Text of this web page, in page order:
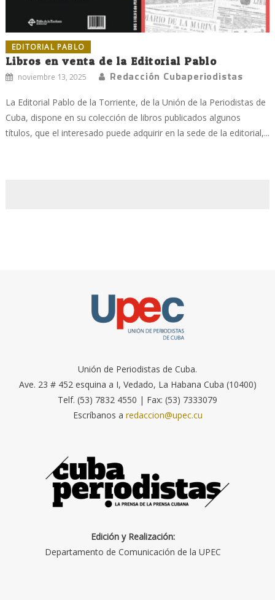
EDITORIAL PABLO
Libros en venta de la Editorial Pablo
noviembre 13, 2025 Redacción Cubaperiodistas
La Editorial Pablo de la Torriente, de la Unión de la Periodistas de
Cuba, dispone en su colección de libros publicados algunos
títulos, que el interesado puede adquirir en la sede de la editorial,...
Unión de Periodistas de Cuba.
Ave. 23 # 452 esquina a I, Vedado, La Habana Cuba (10400)
Telf. (53) 7832 4550 | Fax: (53) 7333079
Escríbanos a redaccion@upec.cu
Edición y Realización:
Departamento de Comunicación de la UPEC